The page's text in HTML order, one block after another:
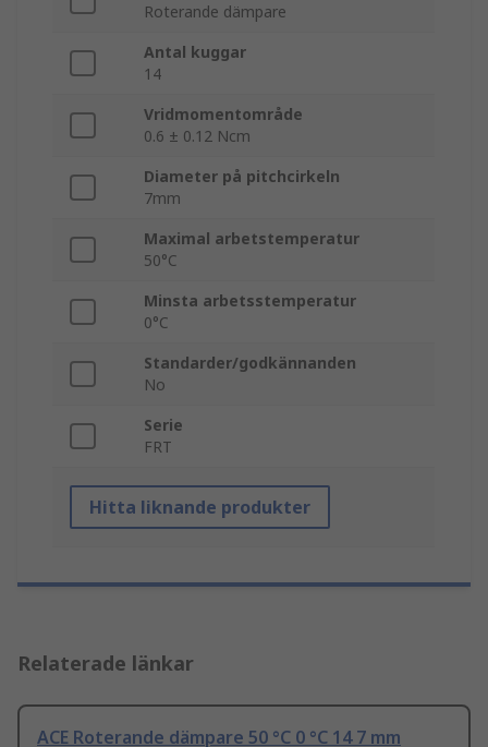
Roterande dämpare
Antal kuggar
14
Vridmomentområde
0.6 ± 0.12 Ncm
Diameter på pitchcirkeln
7mm
Maximal arbetstemperatur
50°C
Minsta arbetsstemperatur
0°C
Standarder/godkännanden
No
Serie
FRT
Hitta liknande produkter
Relaterade länkar
ACE Roterande dämpare 50 °C 0 °C 14 7 mm